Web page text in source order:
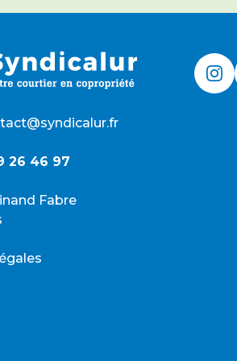
26 46 97
Fabre